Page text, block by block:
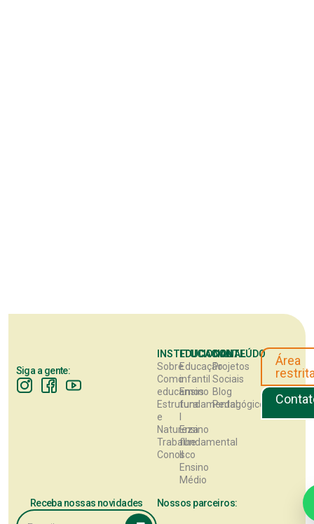
Siga a gente:
INSTITUCIONAL
Sobre
Como
educamos
Estrutura
e
Natureza
Trabalhe
Conosco
EDUCACIONAL
Educação
infantil
Ensino
fundamental
Ensino
fundamental
II
Ensino
Médio
CONTEÚDO
Blog
Pedagógico
Projetos
Sociais
Área
Receba nossas novidades Nossos parceiros: